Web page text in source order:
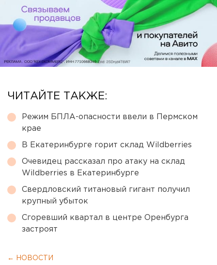
ЧИТАЙТЕ ТАКЖЕ:
Режим БПЛА-опасности ввели в Пермском
крае
В Екатеринбурге горит склад Wildberries
Очевидец рассказал про атаку на склад
Wildberries в Екатеринбурге
Свердловский титановый гигант получил
крупный убыток
Сгоревший квартал в центре Оренбурга
застроят
← НОВОСТИ